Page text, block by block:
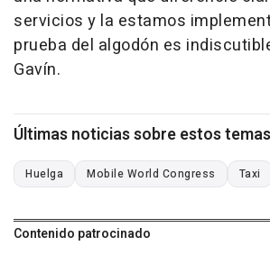
servicios y la estamos
prueba del algodón es
Gavín.
Últimas noticias sobre estos temas
Huelga Mobile World Congress Taxi
Contenido patrocinado